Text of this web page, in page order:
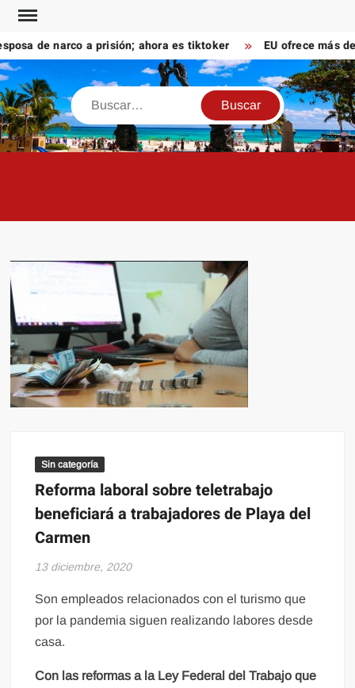
Saltar
contenido
de narco a prisión; ahora es tiktoker EU ofrece más de
Buscar
Sin categoría
Reforma laboral sobre teletrabajo
beneficiará a trabajadores de Playa del
Carmen
13 diciembre, 2020
Son empleados relacionados con el turismo que
por la pandemia siguen realizando labores desde
casa.
Con las reformas a la Ley Federal del Trabajo que